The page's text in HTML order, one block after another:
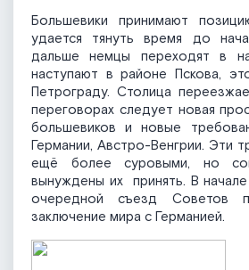
Большевики принимают
удается тянуть время до
дальше немцы переходят в
наступают в районе Пскова,
Петрограду. Столица
переговорах следует новая
большевиков и новые
Германии, Австро-Венгрии. Эти
ещё более суровыми, но
вынуждены их принять. В начале
очередной съезд Советов
заключение мира с Германией.